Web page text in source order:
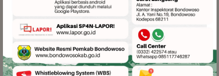
25 AUGUST 2025
Rundown Road To Fesyar "SAMARA" Semarak
Ekonomi Syariah Sekarkijang Lomba Nasyid
oleh BI Jember dan Pemkab Bondowoso